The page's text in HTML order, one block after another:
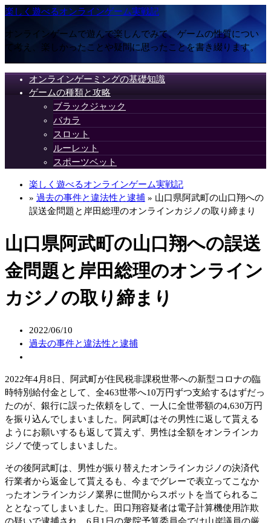
楽しく遊べるオンラインゲーム実戦記
オンラインゲームで遊んで楽しんでみて、ゲームの性質につい
て考え、楽しかったことや疑問に思ったことを書き綴ります。
オンラインゲーミングの基礎知識
ゲームの種類と攻略
ブラックジャック
バカラ
スロット
ルーレット
スポーツベット
楽しく遊べるオンラインゲーム実戦記
» 過去の事件と違法性と逮捕 » 山口県阿武町の山口翔への
誤送金問題と岸田総理のオンラインカジノの取り締まり
山口県阿武町の山口翔への誤送
金問題と岸田総理のオンライン
カジノの取り締まり
2022/06/10
過去の事件と違法性と逮捕
2022年4月8日、阿武町が住民税非課税世帯への新型コロナの臨
時特別給付金として、全463世帯へ10万円ずつ支給するはずだっ
たのが、銀行に誤った依頼をして、一人に全世帯額の4,630万円
を振り込んでしまいました。阿武町はその男性に返して貰える
ようにお願いするも返して貰えず、男性は全額をオンラインカ
ジノで使ってしまいました。
その後阿武町は、男性が振り替えたオンラインカジノの決済代
行業者から返金して貰えるも、今までグレーで表立ってこなか
ったオンラインカジノ業界に世間からスポットを当てられるこ
ととなってしまいました。田口翔容疑者は電子計算機使用詐欺